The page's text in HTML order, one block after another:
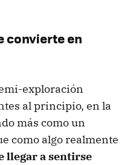
convierte en
exploración
al principio, en la
más como un
como algo realmente
llegar a sentirse